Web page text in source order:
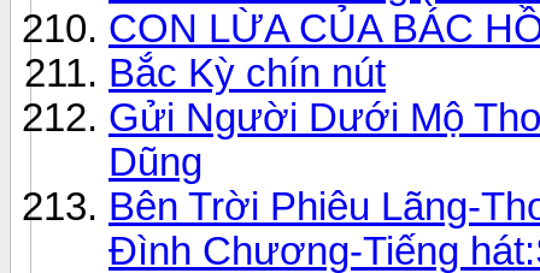
CON LỪA CỦA BÁC
Bắc Kỳ chín nút
Gửi Người Dưới Mộ
Dũng
Bên Trời Phiêu Lãng-
Đình Chương-Tiếng